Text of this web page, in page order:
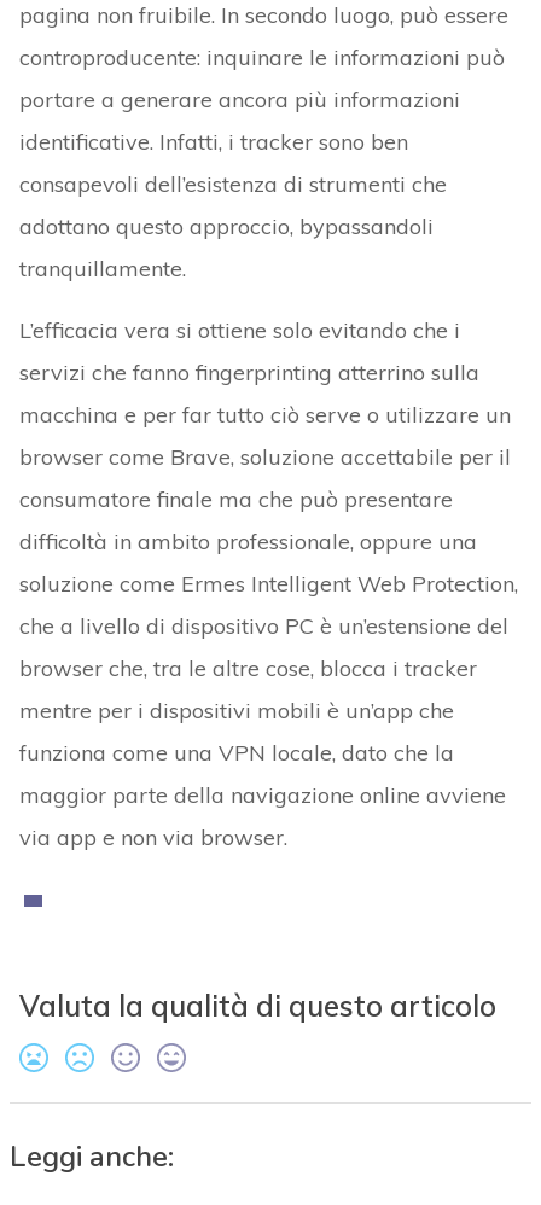
pagina non fruibile. In secondo luogo, può essere
controproducente: inquinare le informazioni può
portare a generare ancora più informazioni
identificative. Infatti, i tracker sono ben
consapevoli dell’esistenza di strumenti che
adottano questo approccio, bypassandoli
tranquillamente.
L’efficacia vera si ottiene solo evitando che i
servizi che fanno fingerprinting atterrino sulla
macchina e per far tutto ciò serve o utilizzare un
browser come Brave, soluzione accettabile per il
consumatore finale ma che può presentare
difficoltà in ambito professionale, oppure una
soluzione come Ermes Intelligent Web Protection,
che a livello di dispositivo PC è un’estensione del
browser che, tra le altre cose, blocca i tracker
mentre per i dispositivi mobili è un’app che
funziona come una VPN locale, dato che la
maggior parte della navigazione online avviene
via app e non via browser.
Valuta la qualità di questo articolo
Leggi anche: